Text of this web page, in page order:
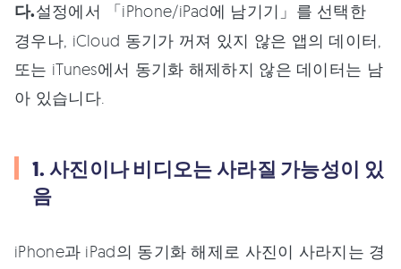
다.설정에서 「iPhone/iPad에 남기기」를 선택한
경우나, iCloud 동기가 꺼져 있지 않은 앱의 데이터,
또는 iTunes에서 동기화 해제하지 않은 데이터는 남
아 있습니다.
1. 사진이나 비디오는 사라질 가능성이 있
음
iPhone과 iPad의 동기화 해제로 사진이 사라지는 경